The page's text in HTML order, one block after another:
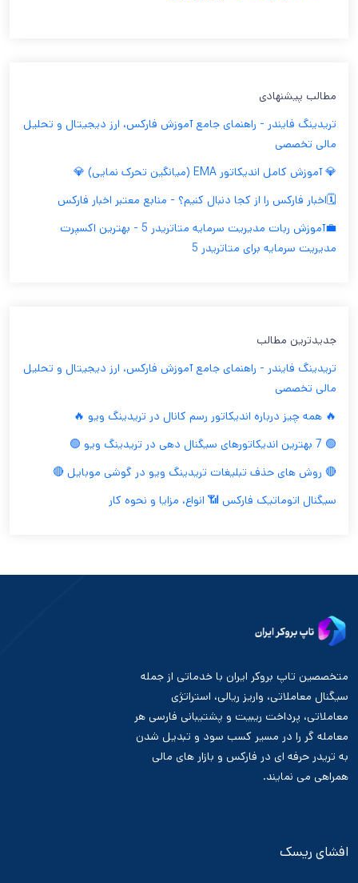
مطالب پیشنهادی
تریدینگ فایندر - راهنمای جامع آموزش فارکس، ارز دیجیتال و تحلیل
مالی تخصصی
💎 آموزش کامل اندیکاتور EMA (میانگین تحرک نمایی) 💎
🗓️اخبار فارکس را از کجا دنبال کنیم؟ - منابع معتبر اخبار فارکس
💼آموزش ربات مدیریت سرمایه متاتریدر 5 - بهترین اکسپرت
مدیریت سرمایه برای متاتریدر 5
جدیدترین مطالب
تریدینگ فایندر - راهنمای جامع آموزش فارکس، ارز دیجیتال و تحلیل
مالی تخصصی
🔥 همه چیز درباره اندیکاتور رسم کانال در تریدینگ ویو 🔥
🟢 7 بهترین اندیکاتورهای سیگنال دهی در تریدینگ ویو 🟢
🔴 روش های حذف تبلیغات تریدینگ ویو در گوشی موبایل 🔴
سیگنال اتوماتیک فارکس 📶 انواع، مزایا و نحوه کار
متخصصین تاپ بروکر ایران با خدماتی از جمله
سیگنال معاملاتی، واریز ریالی، استراتژی
معاملاتی، پرداخت ریبیت و پشتیبانی فارسی هر
معامله گر را در مسیر کسب سود و تبدیل شدن
به تریدر حرفه ای در فارکس و بازار های مالی
همراهی می نمایند.
افشای ریسک